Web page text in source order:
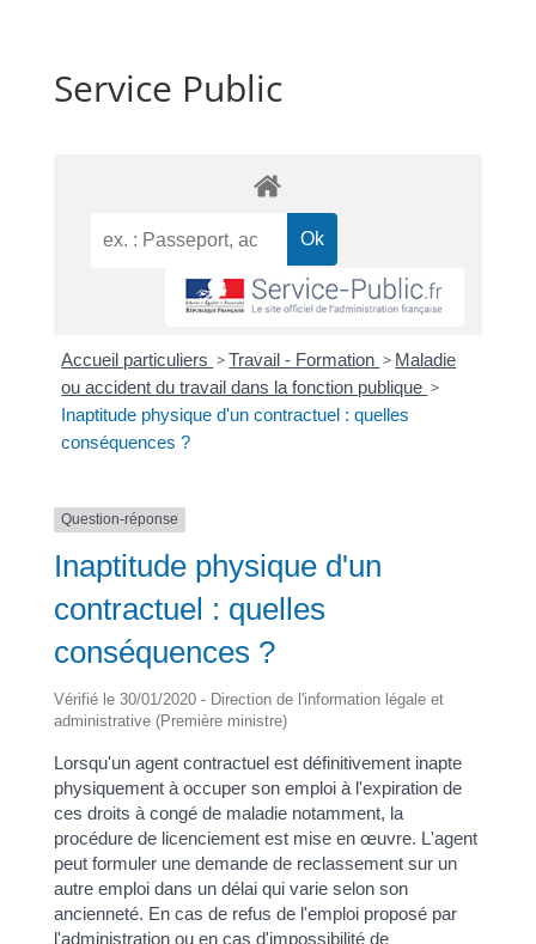
Service Public
Accueil particuliers >Travail - Formation > Maladie
ou accident du travail dans la fonction publique >
Inaptitude physique d'un contractuel : quelles
conséquences ?
Question-réponse
Inaptitude physique d'un
contractuel : quelles
conséquences ?
Vérifié le 30/01/2020 - Direction de l'information légale et
administrative (Première ministre)
Lorsqu'un agent contractuel est définitivement inapte
physiquement à occuper son emploi à l'expiration de
ces droits à congé de maladie notamment, la
procédure de licenciement est mise en œuvre. L'agent
peut formuler une demande de reclassement sur un
autre emploi dans un délai qui varie selon son
ancienneté. En cas de refus de l'emploi proposé par
l'administration ou en cas d'impossibilité de